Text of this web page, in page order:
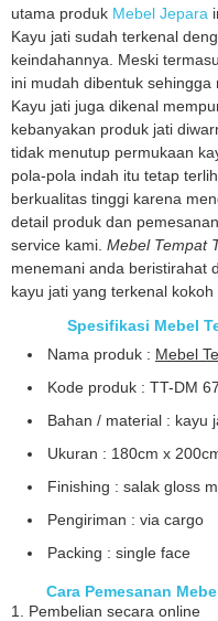
utama produk Mebel Jepara
Kayu jati sudah terkenal
keindahannya. Meski
ini mudah dibentuk sehingga
Kayu jati juga dikenal
kebanyakan produk jati
tidak menutup permukaan
pola-pola indah itu tetap
berkualitas tinggi karena
detail produk dan
service kami. Mebel Tempat
menemani anda beristirahat
kayu jati yang terkenal kokoh
Spesifikasi Mebel
Nama produk : Mebel
Kode produk : TT-DM 67
Bahan / material : kayu
Ukuran : 180cm x
Finishing : salak gloss
Pengiriman : via cargo
Packing : single face
Cara Pemesanan
1. Pembelian secara online